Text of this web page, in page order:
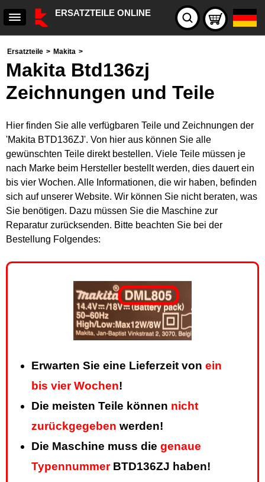
ERSATZTEILE ONLINE
Ersatzteile > Makita >
Makita Btd136zj
Zeichnungen und Teile
Hier finden Sie alle verfügbaren Teile und Zeichnungen der
'Makita BTD136ZJ'. Von hier aus können Sie alle
gewünschten Teile direkt bestellen. Viele Teile müssen je
nach Marke beim Hersteller bestellt werden, dies dauert ein
bis vier Wochen. Alle Informationen, die wir haben, befinden
sich auf unserer Website. Wir können Sie nicht beraten, was
Sie benötigen. Dazu müssen Sie die Maschine zur
Reparatur zurücksenden. Bitte beachten Sie bei der
Bestellung Folgendes:
Erwarten Sie eine Lieferzeit von ein
bis vier Wochen!
Die meisten Teile können nicht
zurückgegeben werden!
Die Maschine muss die genaue
TypennummerBTD136ZJ haben!